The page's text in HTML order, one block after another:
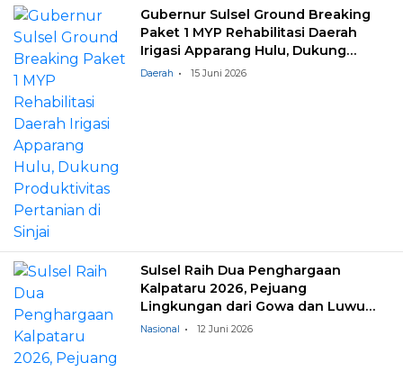
Gubernur Sulsel Ground Breaking
Paket 1 MYP Rehabilitasi Daerah
Irigasi Apparang Hulu, Dukung
Produktivitas Pertanian di Sinjai
Daerah 15 Juni 2026
Sulsel Raih Dua Penghargaan
Kalpataru 2026, Pejuang
Lingkungan dari Gowa dan Luwu
Timur Harumkan Nama Daerah
Nasional 12 Juni 2026